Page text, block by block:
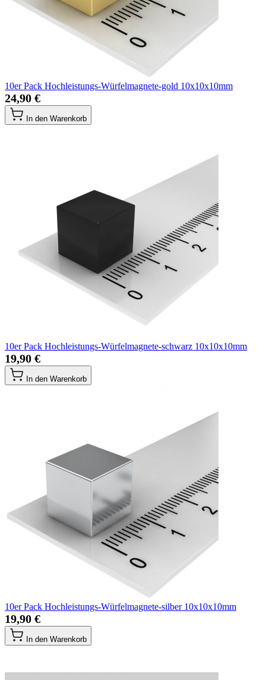
10er Pack Hochleistungs-Würfelmagnete-gold 10x10x10mm
24,90 €
In den Warenkorb
10er Pack Hochleistungs-Würfelmagnete-schwarz 10x10x10mm
19,90 €
In den Warenkorb
10er Pack Hochleistungs-Würfelmagnete-silber 10x10x10mm
19,90 €
In den Warenkorb